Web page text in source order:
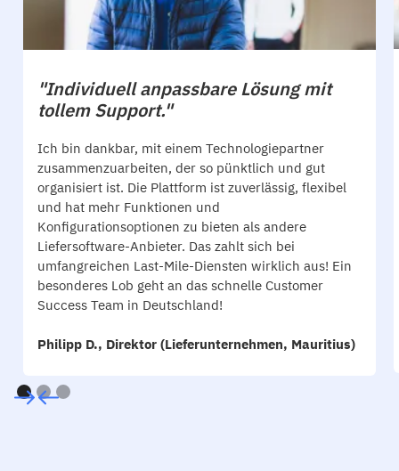
"Individuell anpassbare Lösung mit
tollem Support."
Ich bin dankbar, mit einem Technologiepartner
zusammenzuarbeiten, der so pünktlich und gut
organisiert ist. Die Plattform ist zuverlässig, flexibel
und hat mehr Funktionen und
Konfigurationsoptionen zu bieten als andere
Liefersoftware-Anbieter. Das zahlt sich bei
umfangreichen Last-Mile-Diensten wirklich aus! Ein
besonderes Lob geht an das schnelle Customer
Success Team in Deutschland!
Philipp D., Direktor (Lieferunternehmen, Mauritius)